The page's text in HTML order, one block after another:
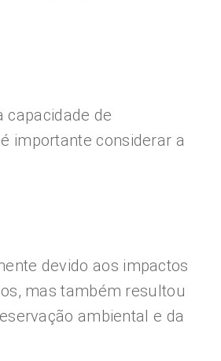
capacidade de
importante considerar a
devido aos impactos
mas também resultou
ambiental e da